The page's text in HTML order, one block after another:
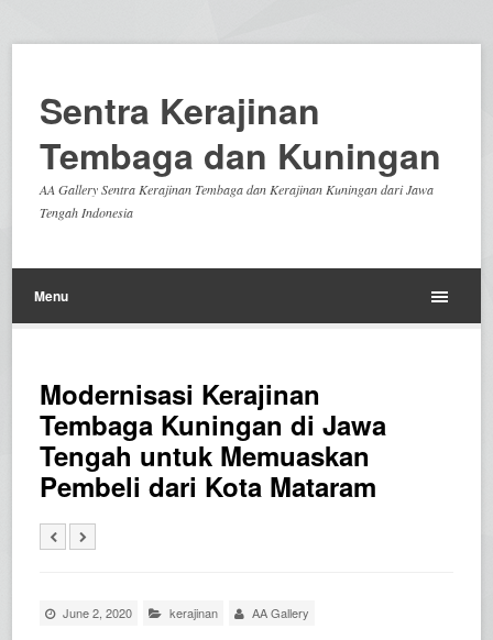
Sentra Kerajinan
Tembaga dan Kuningan
AA Gallery Sentra Kerajinan Tembaga dan Kerajinan Kuningan dari Jawa
Tengah Indonesia
Menu
Modernisasi Kerajinan
Tembaga Kuningan di Jawa
Tengah untuk Memuaskan
Pembeli dari Kota Mataram
June 2, 2020 kerajinan AA Gallery